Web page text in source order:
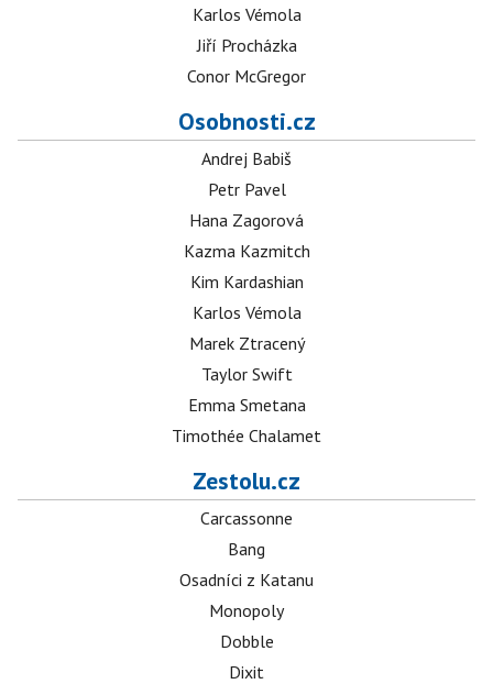
Karlos Vémola
Jiří Procházka
Conor McGregor
Osobnosti.cz
Andrej Babiš
Petr Pavel
Hana Zagorová
Kazma Kazmitch
Kim Kardashian
Karlos Vémola
Marek Ztracený
Taylor Swift
Emma Smetana
Timothée Chalamet
Zestolu.cz
Carcassonne
Bang
Osadníci z Katanu
Monopoly
Dobble
Dixit